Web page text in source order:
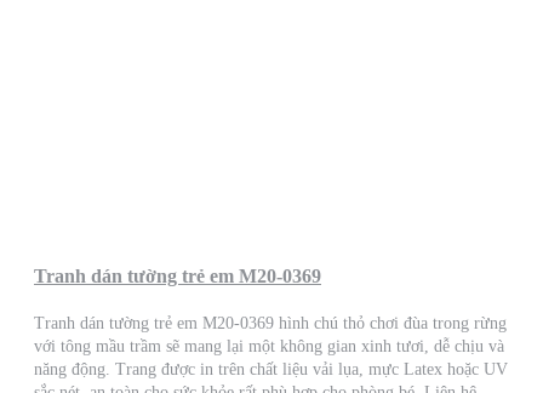
Tranh dán tường trẻ em M20-0369
Tranh dán tường trẻ em M20-0369 hình chú thỏ chơi đùa trong rừng
với tông mầu trầm sẽ mang lại một không gian xinh tươi, dễ chịu và
năng động. Trang được in trên chất liệu vải lụa, mực Latex hoặc UV